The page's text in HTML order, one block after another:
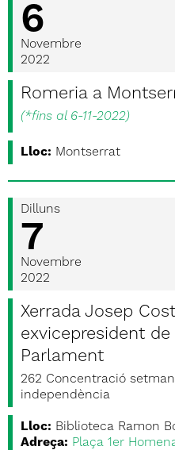
6
Novembre
2022
Romeria a
(*fins al 6-11-2022)
Lloc: Montserrat
Dilluns
7
Novembre
2022
Xerrada Josep
exvicepresident de
Parlament
262 Concentració
independència
Lloc: Biblioteca Ramon
Adreça: Plaça 1er